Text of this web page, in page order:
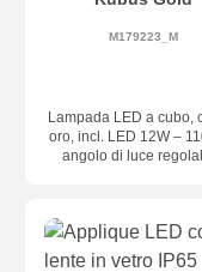
M179223_M
Lampada LED a cubo,
oro, incl. LED 12W –
angolo di luce
dimmerabile TRIAC
fase)